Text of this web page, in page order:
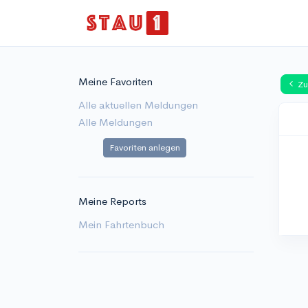
Meine Favoriten
Alle aktuellen Meldungen
Alle Meldungen
Favoriten anlegen
Meine Reports
Mein Fahrtenbuch